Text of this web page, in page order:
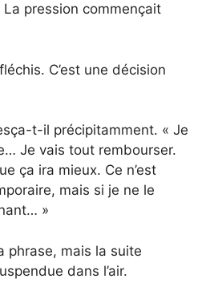
pression commençait
C’est une décision
t-il précipitamment. « Je
Je vais tout rembourser.
ça ira mieux. Ce n’est
mais si je ne le
»
phrase, mais la suite
dans l’air.